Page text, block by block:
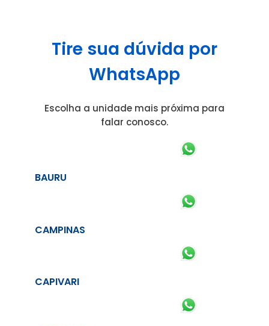
Tire sua dúvida por
WhatsApp
Escolha a unidade mais próxima para
falar conosco.
BAURU
CAMPINAS
CAPIVARI